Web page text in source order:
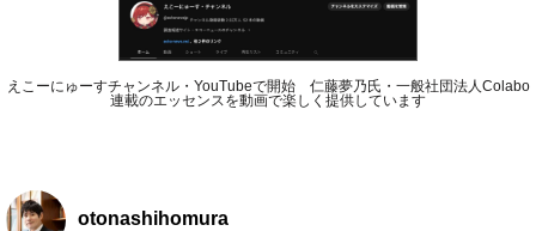
えこーにゅーすチャンネル・YouTubeで開始 仁藤夢乃氏・一般社団法人Colabo
連載のエッセンスを動画で楽しく提供しています
otonashihomura